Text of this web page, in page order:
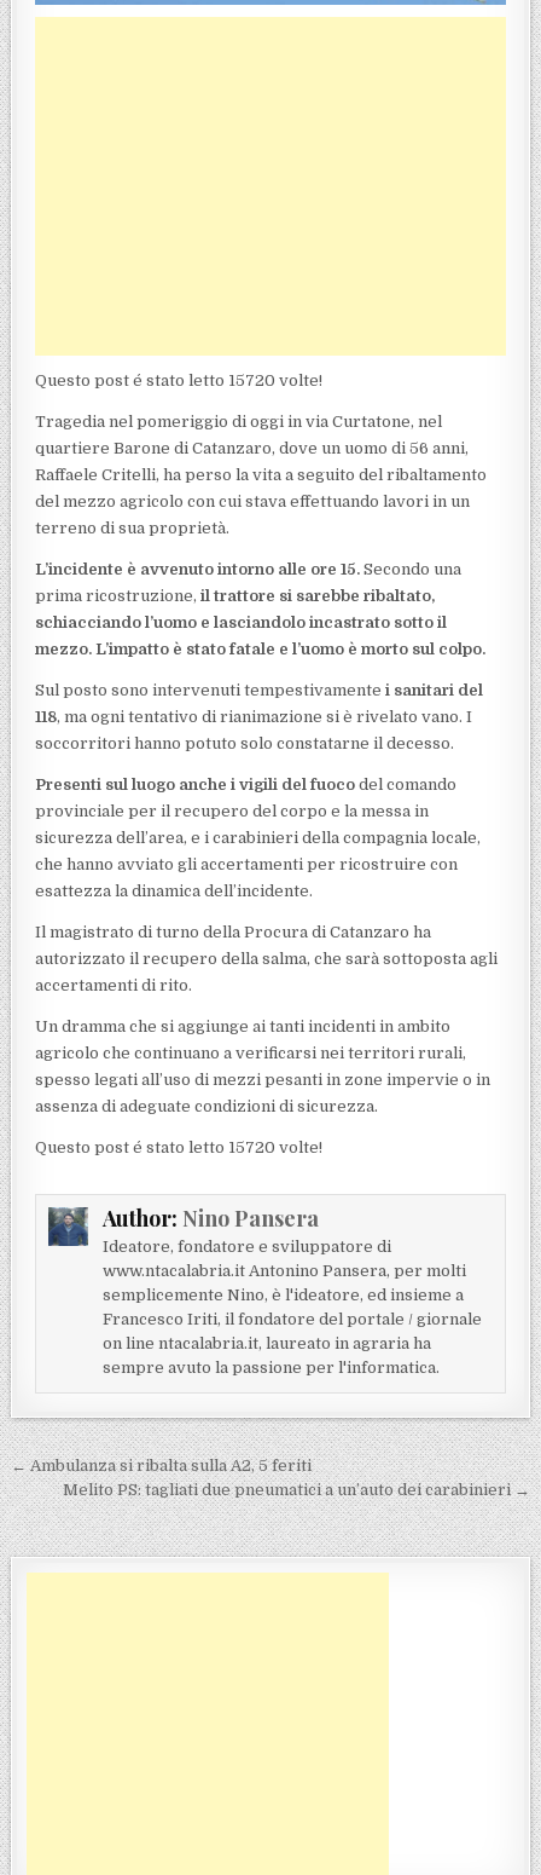
Questo post é stato letto 15720 volte!
Tragedia nel pomeriggio di oggi in via Curtatone, nel
quartiere Barone di Catanzaro, dove un uomo di 56 anni,
Raffaele Critelli, ha perso la vita a seguito del ribaltamento
del mezzo agricolo con cui stava effettuando lavori in un
terreno di sua proprietà.
L’incidente è avvenuto intorno alle ore 15. Secondo una
prima ricostruzione,il trattore si sarebbe ribaltato,
schiacciando l’uomo e lasciandolo incastrato sotto il
mezzo. L’impatto è stato fatale e l’uomo è morto sul colpo.
Sul posto sono intervenuti tempestivamentei sanitari del
118, ma ogni tentativo di rianimazione si è rivelato vano. I
soccorritori hanno potuto solo constatarne il decesso.
Presenti sul luogo anche i vigili del fuoco del comando
provinciale per il recupero del corpo e la messa in
sicurezza dell’area, e i carabinieri della compagnia locale,
che hanno avviato gli accertamenti per ricostruire con
esattezza la dinamica dell’incidente.
Il magistrato di turno della Procura di Catanzaro ha
autorizzato il recupero della salma, che sarà sottoposta agli
accertamenti di rito.
Un dramma che si aggiunge ai tanti incidenti in ambito
agricolo che continuano a verificarsi nei territori rurali,
spesso legati all’uso di mezzi pesanti in zone impervie o in
assenza di adeguate condizioni di sicurezza.
Questo post é stato letto 15720 volte!
Author: Nino Pansera
Ideatore, fondatore e sviluppatore di
www.ntacalabria.it Antonino Pansera, per molti
semplicemente Nino, è l'ideatore, ed insieme a
Francesco Iriti, il fondatore del portale / giornale
on line ntacalabria.it, laureato in agraria ha
sempre avuto la passione per l'informatica.
Navigazione articoli
← Ambulanza si ribalta sulla A2, 5 feriti
Melito PS: tagliati due pneumatici a un’auto dei carabinieri →